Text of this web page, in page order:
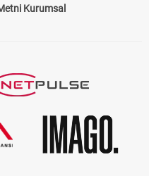
Politikası